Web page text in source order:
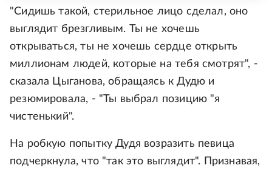
"Сидишь такой, стерильное лицо сделал, оно
выглядит брезгливым. Ты не хочешь
открываться, ты не хочешь сердце открыть
миллионам людей, которые на тебя смотрят", -
сказала Цыганова, обращаясь к Дудю и
резюмировала, - "Ты выбрал позицию "я
чистенький".
На робкую попытку Дудя возразить певица
подчеркнула, что "так это выглядит". Признавая,